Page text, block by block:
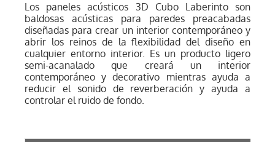
Los paneles acústicos 3D Cubo Laberinto son
baldosas acústicas para paredes preacabadas
diseñadas para crear un interior contemporáneo y
abrir los reinos de la flexibilidad del diseño en
cualquier entorno interior. Es un producto ligero
semi-acanalado que creará un interior
contemporáneo y decorativo mientras ayuda a
reducir el sonido de reverberación y ayuda a
controlar el ruido de fondo.